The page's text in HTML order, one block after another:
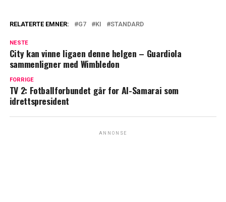
RELATERTE EMNER: G7 KI STANDARD
NESTE
City kan vinne ligaen denne helgen – Guardiola
sammenligner med Wimbledon
FORRIGE
TV 2: Fotballforbundet går for Al-Samarai som
idrettspresident
ANNONSE